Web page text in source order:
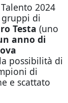
2024
di
Testa (uno
anno di
possibilità di
di
e scattato